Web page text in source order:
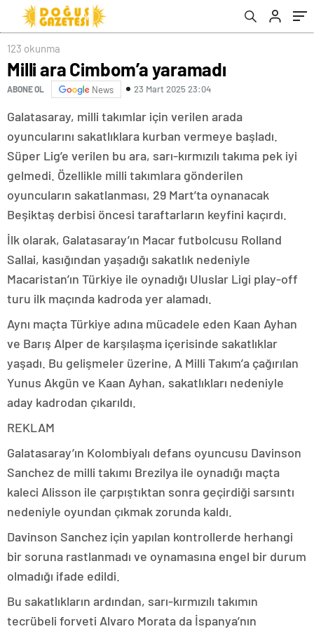
123 okunma
Milli ara Cimbom’a yaramadı
ABONE OL News 23 Mart 2025 23:04
Galatasaray, milli takımlar için verilen arada
oyuncularını sakatlıklara kurban vermeye başladı.
Süper Lig’e verilen bu ara, sarı-kırmızılı takıma pek iyi
gelmedi. Özellikle milli takımlara gönderilen
oyuncuların sakatlanması, 29 Mart’ta oynanacak
Beşiktaş derbisi öncesi taraftarların keyfini kaçırdı.
İlk olarak, Galatasaray’ın Macar futbolcusu Rolland
Sallai, kasığından yaşadığı sakatlık nedeniyle
Macaristan’ın Türkiye ile oynadığı Uluslar Ligi play-off
turu ilk maçında kadroda yer alamadı.
Aynı maçta Türkiye adına mücadele eden Kaan Ayhan
ve Barış Alper de karşılaşma içerisinde sakatlıklar
yaşadı. Bu gelişmeler üzerine, A Milli Takım’a çağırılan
Yunus Akgün ve Kaan Ayhan, sakatlıkları nedeniyle
aday kadrodan çıkarıldı.
REKLAM
Galatasaray’ın Kolombiyalı defans oyuncusu Davinson
Sanchez de milli takımı Brezilya ile oynadığı maçta
kaleci Alisson ile çarpıştıktan sonra geçirdiği sarsıntı
nedeniyle oyundan çıkmak zorunda kaldı.
Davinson Sanchez için yapılan kontrollerde herhangi
bir soruna rastlanmadı ve oynamasına engel bir durum
olmadığı ifade edildi.
Bu sakatlıkların ardından, sarı-kırmızılı takımın
tecrübeli forveti Alvaro Morata da İspanya’nın